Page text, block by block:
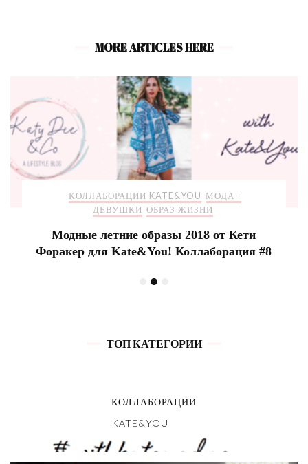
MORE ARTICLES HERE
КОЛЛАБОРАЦИИ KATE&YOU МОДА -
ДЕВУШКИ ОБРАЗ ЖИЗНИ
Модные летние образы 2018 от Кети
Форакер для Kate&You! Коллаборация #8
ТОП КАТЕГОРИИ
КОЛЛАБОРАЦИИ
KATE&YOU